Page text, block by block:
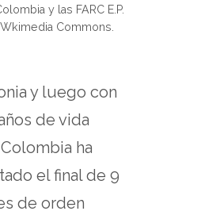
y las FARC E.P.
Commons.
y luego con
de vida
ha
el final de 9
de orden